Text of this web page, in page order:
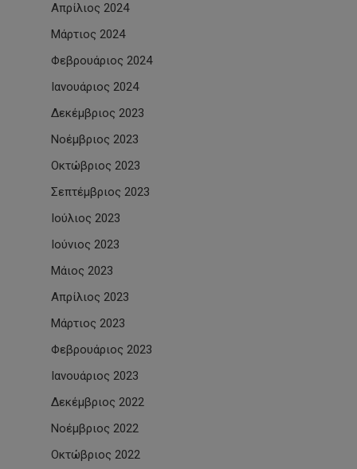
Απρίλιος 2024
Μάρτιος 2024
Φεβρουάριος 2024
Ιανουάριος 2024
Δεκέμβριος 2023
Νοέμβριος 2023
Οκτώβριος 2023
Σεπτέμβριος 2023
Ιούλιος 2023
Ιούνιος 2023
Μάιος 2023
Απρίλιος 2023
Μάρτιος 2023
Φεβρουάριος 2023
Ιανουάριος 2023
Δεκέμβριος 2022
Νοέμβριος 2022
Οκτώβριος 2022